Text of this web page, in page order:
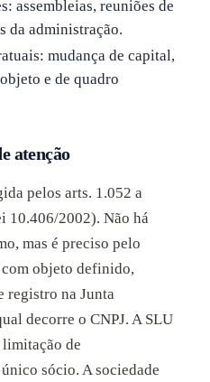
assembleias, reuniões de
da administração.
mudança de capital,
e de quadro
atenção
pelos arts. 1.052 a
10.406/2002). Não há
mas é preciso pelo
objeto definido,
registro na Junta
decorre o CNPJ. A SLU
limitação de
sócio. A sociedade